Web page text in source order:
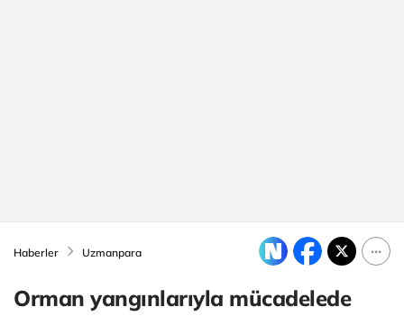
Haberler Uzmanpara
Orman yangınlarıyla mücadelede